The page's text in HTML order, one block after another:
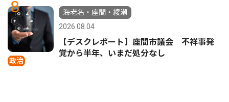
8
政治
海老名・座間・綾瀬
2026.08.04
【デスクレポート】座間市議会 不祥事発
覚から半年、いまだ処分なし